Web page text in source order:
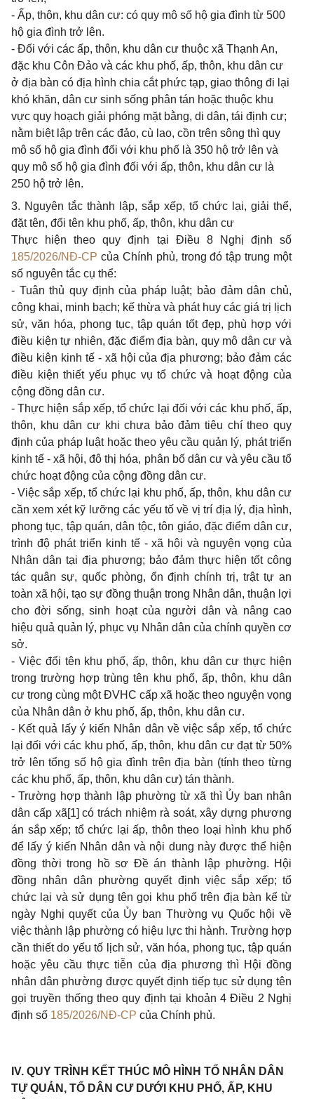
- Ấp, thôn, khu dân cư: có quy mô số hộ gia đình từ 500
hộ gia đình trở lên.
- Đối với các ấp, thôn, khu dân cư thuộc xã Thạnh An,
đặc khu Côn Đảo và các khu phố, ấp, thôn, khu dân cư
ở địa bàn có địa hình chia cắt phức tạp, giao thông đi lại
khó khăn, dân cư sinh sống phân tán hoặc thuộc khu
vực quy hoạch giải phóng mặt bằng, di dân, tái định cư;
nằm biệt lập trên các đảo, cù lao, cồn trên sông thì quy
mô số hộ gia đình đối với khu phố là 350 hộ trở lên và
quy mô số hộ gia đình đối với ấp, thôn, khu dân cư là
250 hộ trở lên.
3. Nguyên tắc thành lập, sắp xếp, tổ chức lại, giải thể,
đặt tên, đổi tên khu phố, ấp, thôn, khu dân cư
Thực hiện theo quy định tại Điều 8 Nghị định số
185/2026/NĐ-CP của Chính phủ, trong đó tập trung một
số nguyên tắc cụ thể:
- Tuân thủ quy định của pháp luật; bảo đảm dân chủ,
công khai, minh bạch; kế thừa và phát huy các giá trị lịch
sử, văn hóa, phong tục, tập quán tốt đẹp, phù hợp với
điều kiện tự nhiên, đặc điểm địa bàn, quy mô dân cư và
điều kiện kinh tế - xã hội của địa phương; bảo đảm các
điều kiện thiết yếu phục vụ tổ chức và hoạt động của
cộng đồng dân cư.
-Thực hiện sắp xếp, tổ chức lại đối với các khu phố, ấp,
thôn, khu dân cư khi chưa bảo đảm tiêu chí theo quy
định của pháp luật hoặc theo yêu cầu quản lý, phát triển
kinh tế - xã hội, đô thị hóa, phân bố dân cư và yêu cầu tổ
chức hoạt động của cộng đồng dân cư.
-Việc sắp xếp, tổ chức lại khu phố, ấp, thôn, khu dân cư
cần xem xét kỹ lưỡng các yếu tố về vị trí địa lý, địa hình,
phong tục, tập quán, dân tộc, tôn giáo, đặc điểm dân cư,
trình độ phát triển kinh tế - xã hội và nguyện vọng của
Nhân dân tại địa phương; bảo đảm thực hiện tốt công
tác quân sự, quốc phòng, ổn định chính trị, trật tự an
toàn xã hội, tạo sự đồng thuận trong Nhân dân, thuận lợi
cho đời sống, sinh hoạt của người dân và nâng cao
hiệu quả quản lý, phục vụ Nhân dân của chính quyền cơ
sở.
- Việc đổi tên khu phố, ấp, thôn, khu dân cư thực hiện
trong trường hợp trùng tên khu phố, ấp, thôn, khu dân
cư trong cùng một ĐVHC cấp xã hoặc theo nguyện vọng
của Nhân dân ở khu phố, ấp, thôn, khu dân cư.
- Kết quả lấy ý kiến Nhân dân về việc sắp xếp, tổ chức
lại đối với các khu phố, ấp, thôn, khu dân cư đạt từ 50%
trở lên tổng số hộ gia đình trên địa bàn (tính theo từng
các khu phố, ấp, thôn, khu dân cư) tán thành.
- Trường hợp thành lập phường từ xã thì Ủy ban nhân
dân cấp xã[1] có trách nhiệm rà soát, xây dựng phương
án sắp xếp; tổ chức lại ấp, thôn theo loại hình khu phố
để lấy ý kiến Nhân dân và nội dung này được thể hiện
đồng thời trong hồ sơ Đề án thành lập phường. Hội
đồng nhân dân phường quyết định việc sắp xếp; tổ
chức lại và sử dụng tên gọi khu phố trên địa bàn kể từ
ngày Nghị quyết của Ủy ban Thường vụ Quốc hội về
việc thành lập phường có hiệu lực thi hành. Trường hợp
cần thiết do yếu tố lịch sử, văn hóa, phong tục, tập quán
hoặc yêu cầu thực tiễn của địa phương thì Hội đồng
nhân dân phường được quyết định tiếp tục sử dụng tên
gọi truyền thống theo quy định tại khoản 4 Điều 2 Nghị
định số 185/2026/NĐ-CP của Chính phủ.
IV. QUY TRÌNH KẾT THÚC MÔ HÌNH TỔ NHÂN DÂN
TỰ QUẢN, TỔ DÂN CƯ DƯỚI KHU PHỐ, ẤP, KHU